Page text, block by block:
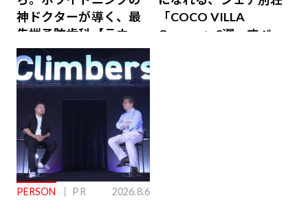
神ドクターが導く、最
先端予防歯科【ラウン
ジ会員特典あり】
「COCO VILLA
Owners」3選。すべて
PERSON PR 2026.8.6